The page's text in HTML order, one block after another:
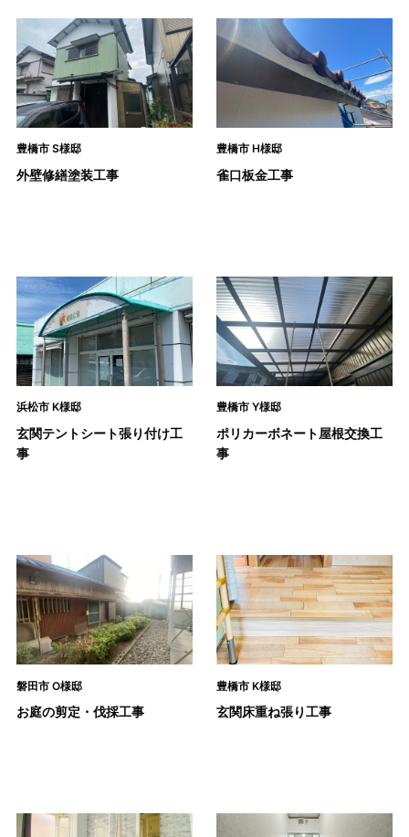
豊橋市 S様邸
外壁修繕塗装工事
豊橋市 H様邸
雀口板金工事
浜松市 K様邸
玄関テントシート張り付け工
事
豊橋市 Y様邸
ポリカーボネート屋根交換工
事
磐田市 O様邸
お庭の剪定・伐採工事
豊橋市 K様邸
玄関床重ね張り工事